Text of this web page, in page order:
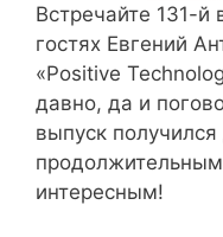
Встречайте 131-й
гостях Евгений
«Positive
давно, да и
выпуск
интересным!